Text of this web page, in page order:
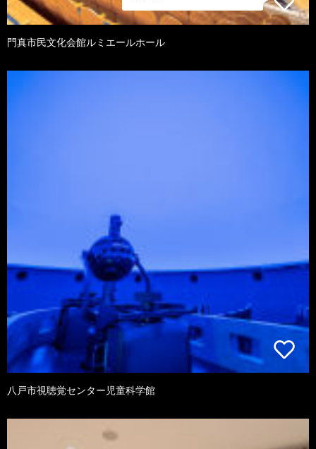
門真市民文化会館ルミエールホール
八戸市視聴覚センター児童科学館